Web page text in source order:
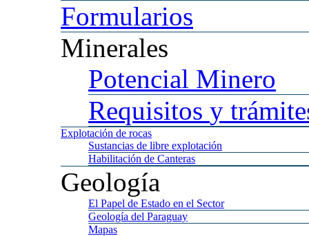
Formularios
Minerales
Potencial Minero
Requisitos y
Explotación de rocas
Sustancias de libre explotación
Habilitación de Canteras
Geología
El Papel de Estado en el Sector
Geología del Paraguay
Mapas